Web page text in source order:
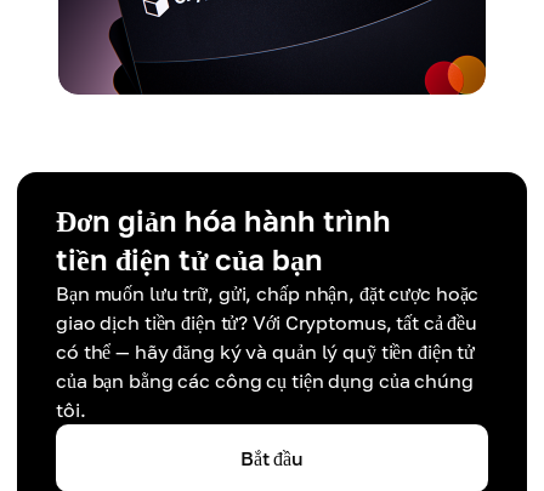
Đơn giản hóa hành trình
tiền điện tử của bạn
Bạn muốn lưu trữ, gửi, chấp nhận, đặt cược hoặc
giao dịch tiền điện tử? Với Cryptomus, tất cả đều
có thể — hãy đăng ký và quản lý quỹ tiền điện tử
của bạn bằng các công cụ tiện dụng của chúng
tôi.
Bắt đầu